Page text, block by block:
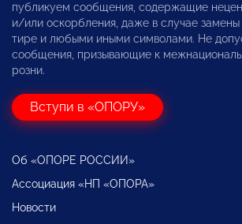
публикуем сообщения, содержащие
и/или оскорбления, даже в случае замены
тире и любыми иными символами. Не
сообщения, призывающие к
розни.
Вступи в «ОПОРУ»
Об «ОПОРЕ РОССИИ»
Ассоциация «НП «ОПОРА»
Новости